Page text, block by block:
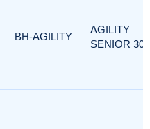
BH-AGILITY
AGILITY
SENIOR 300